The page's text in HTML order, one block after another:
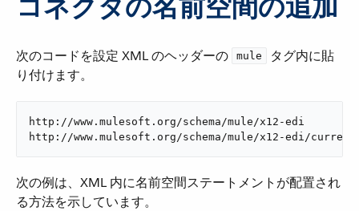
次のコードを設定 XML のヘッダーの ​ mule
​ タグ内に貼
り付けます。
http://www.mulesoft.org/schema/mule/x12-edi
http://www.mulesoft.org/schema/mule/x12-edi/
次の例は、XML 内に名前空間ステートメントが配置され
る方法を示しています。